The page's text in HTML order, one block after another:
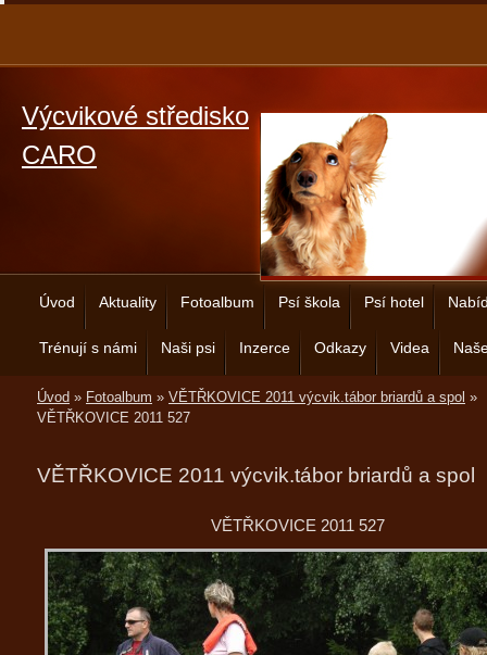
Výcvikové středisko
CARO
Úvod Aktuality Fotoalbum Psí škola Psí hotel
Trénují s námi Naši psi Inzerce Odkazy Videa
Úvod » Fotoalbum » VĚTŘKOVICE 2011 výcvik.tábor briardů a spol »
VĚTŘKOVICE 2011 527
VĚTŘKOVICE 2011 výcvik.tábor briardů a spol
VĚTŘKOVICE 2011 527